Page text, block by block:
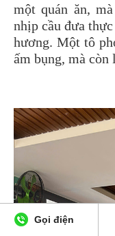
một quán ăn,
nhịp cầu đưa
hương. Một tô
ấm bụng, mà còn
Gọi điện